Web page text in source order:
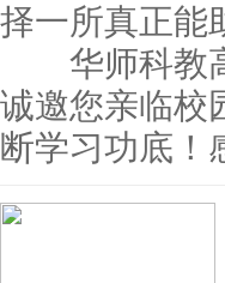
择一所真正能
华师科教高
诚邀您亲临校
断学习功底！